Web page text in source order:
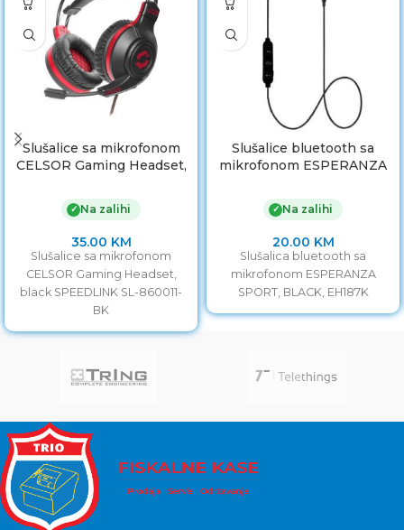
Slušalice sa mikrofonom
CELSOR Gaming Headset,
860011-BK
✓ Na zalihi
35.00 KM
Slušalice sa mikrofonom
CELSOR Gaming Headset,
black SPEEDLINK SL-860011-
BK
Slušalice bluetooth sa
mikrofonom ESPERANZA
✓ Na zalihi
20.00 KM
Slušalica bluetooth sa
mikrofonom ESPERANZA
SPORT, BLACK, EH187K